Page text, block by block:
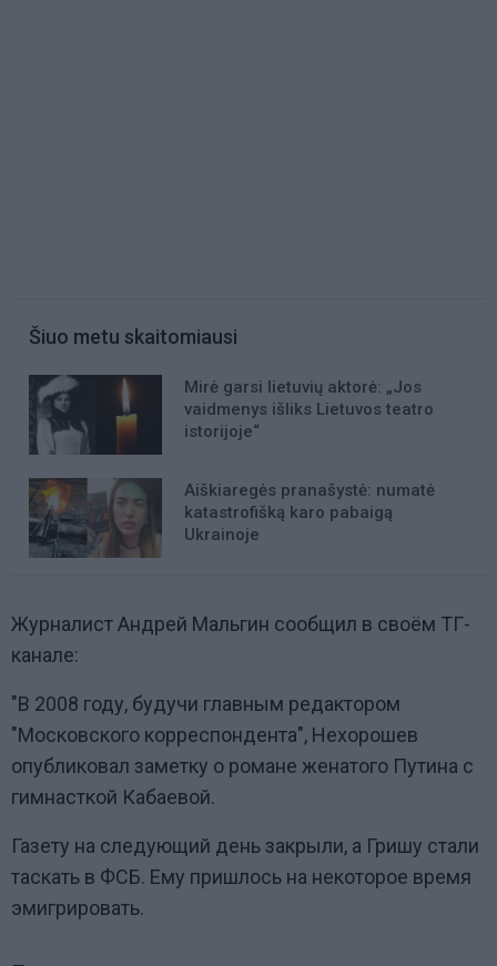
Šiuo metu skaitomiausi
Mirė garsi lietuvių aktorė: „Jos
vaidmenys išliks Lietuvos teatro
istorijoje“
Aiškiaregės pranašystė: numatė
katastrofišką karo pabaigą
Ukrainoje
Журналист Андрей Мальгин сообщил в своём ТГ-
канале:
"В 2008 году, будучи главным редактором
"Московского корреспондента", Нехорошев
опубликовал заметку о романе женатого Путина с
гимнасткой Кабаевой.
Газету на следующий день закрыли, а Гришу стали
таскать в ФСБ. Ему пришлось на некоторое время
эмигрировать.